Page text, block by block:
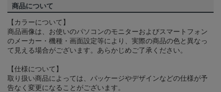
商品について
【カラーについて】
商品画像は、お使いのパソコンのモニターおよびスマートフォン
のメーカー・機種・画面設定等により、実際の商品の色と異なっ
て見える場合がございます。あらかじめご了承ください。
【仕様について】
取り扱い商品によっては、パッケージやデザインなどの仕様が予
告なく変更になることがございます。